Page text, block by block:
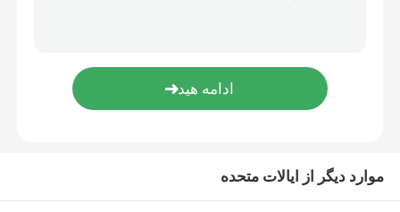
سیستم های کد گذاری جوهر
موارد دیگر از ایالات متحده